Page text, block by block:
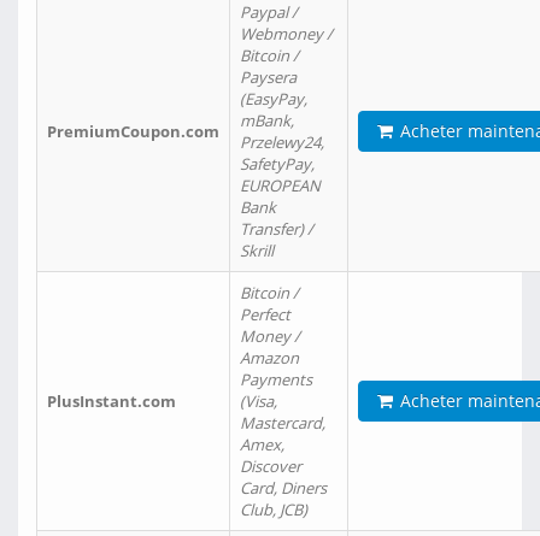
PremiumCoupon.com
Paypal /
Webmoney /
Bitcoin /
Paysera
(EasyPay,
mBank,
Przelewy24,
SafetyPay,
EUROPEAN
Bank
Transfer) /
Skrill
Acheter
PlusInstant.com
Bitcoin /
Perfect
Money /
Amazon
Payments
(Visa,
Mastercard,
Amex,
Discover
Card, Diners
Club, JCB)
Acheter